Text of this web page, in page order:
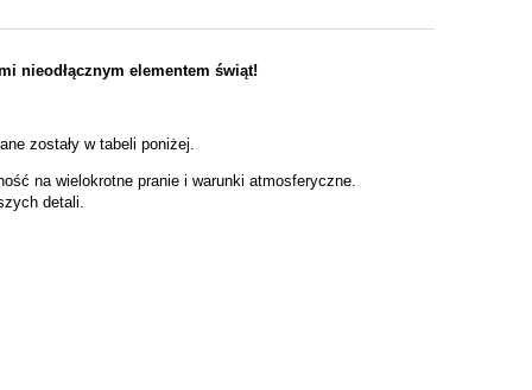
nieodłącznym elementem świąt!
zostały w tabeli poniżej.
na wielokrotne pranie i warunki atmosferyczne.
detali.